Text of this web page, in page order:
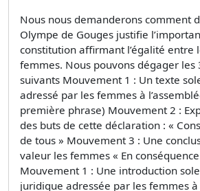
Nous nous demanderons comment
Olympe de Gouges justifie
constitution affirmant l’égalité entre
femmes. Nous pouvons dégager les
suivants Mouvement 1 : Un texte
adressé par les femmes à
première phrase) Mouvement 2 :
des buts de cette déclaration : «
de tous » Mouvement 3 : Une
valeur les femmes « En
Mouvement 1 : Une introduction
juridique adressée par les femmes à